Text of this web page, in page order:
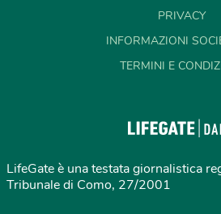
PRIVACY
INFORMAZIONI
TERMINI E
LifeGate è una testata giornalistica
Tribunale di Como, 27/2001